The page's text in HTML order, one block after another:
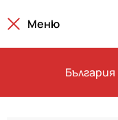
Меню
България